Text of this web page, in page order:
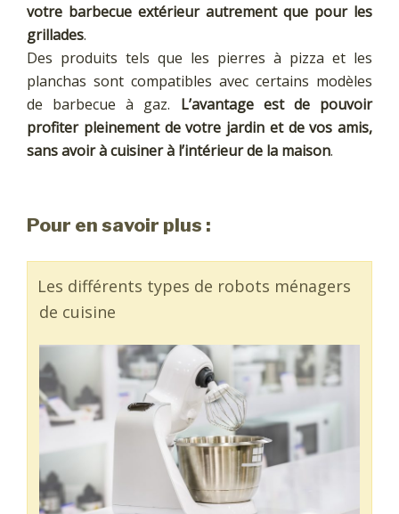
votre barbecue extérieur autrement que pour les
grillades.
Des produits tels que les pierres à pizza et les
planchas sont compatibles avec certains modèles
de barbecue à gaz. L’avantage est de pouvoir
profiter pleinement de votre jardin et de vos amis,
sans avoir à cuisiner à l’intérieur de la maison.
Pour en savoir plus :
Les différents types de robots ménagers
de cuisine